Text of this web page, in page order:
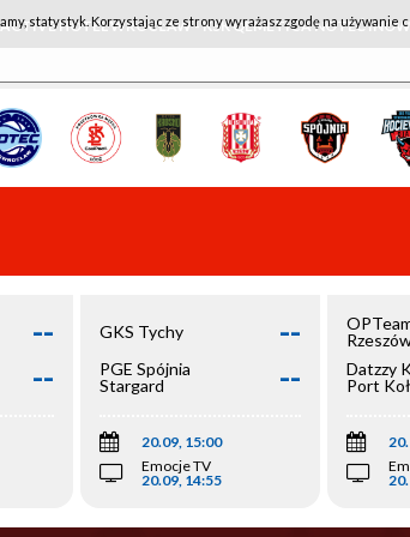
HOTEL WROCŁAW - KSK QEMETICA NOTEĆ
--
--
GKS Tychy --
PGE Spójnia
Stargard
--
20.09, 15:00
Emocje TV
20.09, 14:55
Datzzy
Port
statystyk. Korzystając ze strony wyrażasz zgodę na używanie